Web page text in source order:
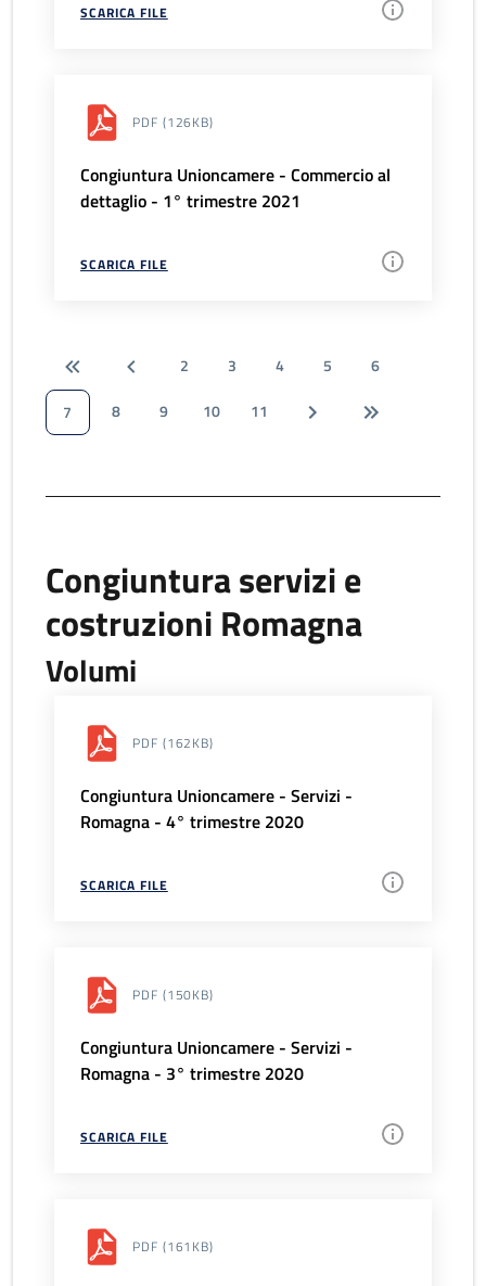
SCARICA FILE
PDF (126KB)
Congiuntura Unioncamere - Commercio al
dettaglio - 1° trimestre 2021
SCARICA FILE
2 3 4 5
6
7
8 9 10 11
Congiuntura servizi e
costruzioni Romagna
Volumi
PDF (162KB)
Congiuntura Unioncamere - Servizi -
Romagna - 4° trimestre 2020
SCARICA FILE
PDF (150KB)
Congiuntura Unioncamere - Servizi -
Romagna - 3° trimestre 2020
SCARICA FILE
PDF (161KB)